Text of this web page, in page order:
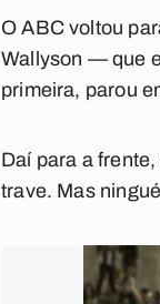
O ABC voltou
Wallyson — que
primeira, parou
Daí para a
trave. Mas